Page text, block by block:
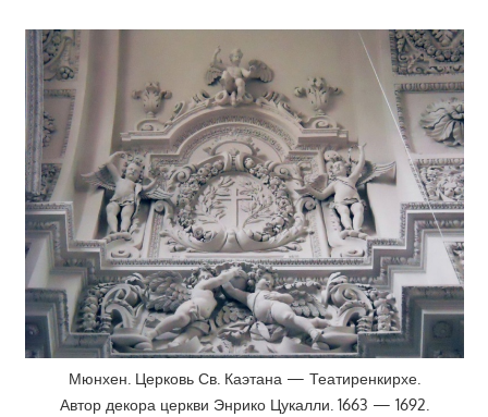
Мюнхен. Церковь Св. Каэтана — Театиренкирхе.
Автор декора церкви Энрико Цукалли. 1663 — 1692.